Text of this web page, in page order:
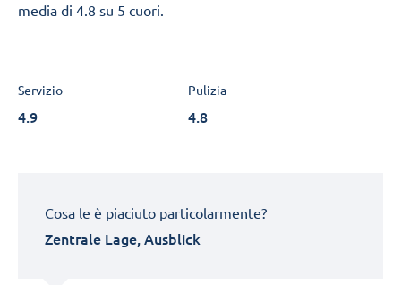
media di 4.8 su 5 cuori.
Servizio
4.9
Pulizia
4.8
Cosa le è piaciuto particolarmente?
Zentrale Lage, Ausblick